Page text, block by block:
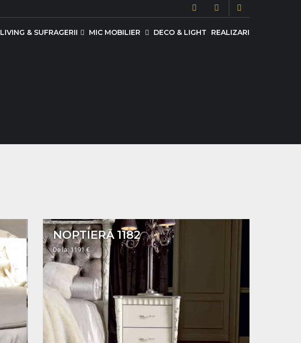
LIVING & SUFRAGERII MIC MOBILIER DECO & LIGHT REALIZARI
NOPTIERĂ 1182
De la: 1191 €